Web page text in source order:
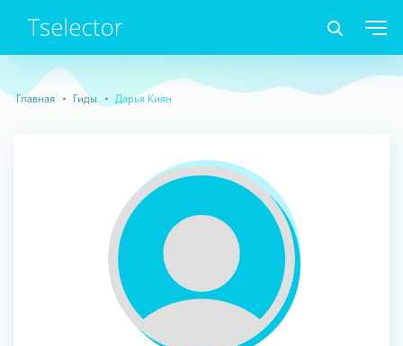
Главная Гиды Дарья Киян